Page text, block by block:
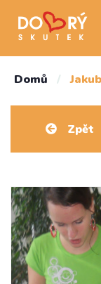
Domů /
Zpět